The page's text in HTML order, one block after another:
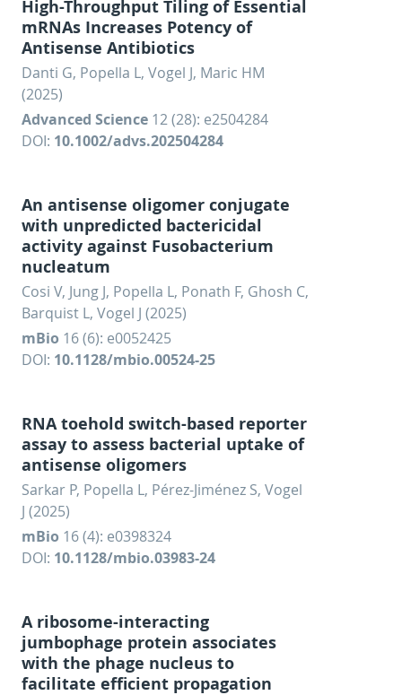
High-Throughput Tiling of Essential
mRNAs Increases Potency of
Antisense Antibiotics
Danti G, Popella L, Vogel J, Maric HM
(2025)
Advanced Science 12 (28): e2504284
DOI: 10.1002/advs.202504284
An antisense oligomer conjugate
with unpredicted bactericidal
activity against Fusobacterium
nucleatum
Cosi V, Jung J, Popella L, Ponath F, Ghosh C,
Barquist L, Vogel J (2025)
mBio 16 (6): e0052425
DOI: 10.1128/mbio.00524-25
RNA toehold switch-based reporter
assay to assess bacterial uptake of
antisense oligomers
Sarkar P, Popella L, Pérez-Jiménez S, Vogel
J (2025)
mBio 16 (4): e0398324
DOI: 10.1128/mbio.03983-24
A ribosome-interacting
jumbophage protein associates
with the phage nucleus to
facilitate efficient propagation